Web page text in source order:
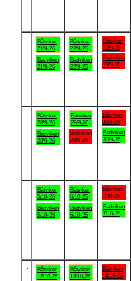
Båtviken
21/9-26
Badviken
21/9-26
Båtviken
22/9-26
Badviken
22/9-26
Båtviken
23/9-26
Badviken
23/9-26
Båtviken
28/9-26
Badviken
28/9-26
Båtviken
29/9-26
Badviken
29/9-26
Båtviken
30/9-26
Badviken
30/9-26
Båtviken
5/10-26
Badviken
5/10-26
Båtviken
6/10-26
Badviken
6/10-26
Båtviken
7/10-26
Badviken
7/10-26
Båtviken
12/10-26
Båtviken
13/10-26
Båtviken
14/10-26